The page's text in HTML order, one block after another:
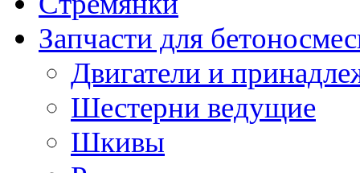
Запчасти для
Двигатели и
Шестерни ведущие
Шкивы